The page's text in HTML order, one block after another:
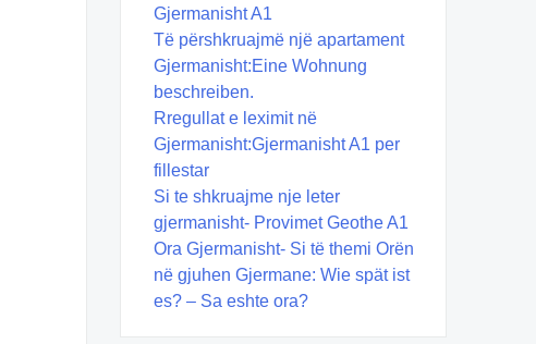
Gjermanisht A1
Të përshkruajmë një apartament
Gjermanisht:Eine Wohnung
beschreiben.
Rregullat e leximit në
Gjermanisht:Gjermanisht A1 per
fillestar
Si te shkruajme nje leter
gjermanisht- Provimet Geothe A1
Ora Gjermanisht- Si të themi Orën
në gjuhen Gjermane: Wie spät ist
es? – Sa eshte ora?